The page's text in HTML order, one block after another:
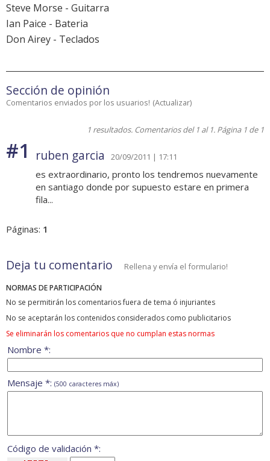
Steve Morse - Guitarra
Ian Paice - Bateria
Don Airey - Teclados
Sección de opinión
Comentarios enviados por los usuarios! (Actualizar)
1 resultados. Comentarios del 1 al 1. Página 1 de 1
#1 ruben garcia 20/09/2011 | 17:11
es extraordinario, pronto los tendremos nuevamente
en santiago donde por supuesto estare en primera
fila...
Páginas: 1
Deja tu comentario Rellena y envía el formulario!
NORMAS DE PARTICIPACIÓN
No se permitirán los comentarios fuera de tema ó injuriantes
No se aceptarán los contenidos considerados como publicitarios
Se eliminarán los comentarios que no cumplan estas normas
Nombre *:
Mensaje *: (500 caracteres máx)
Código de validación *: